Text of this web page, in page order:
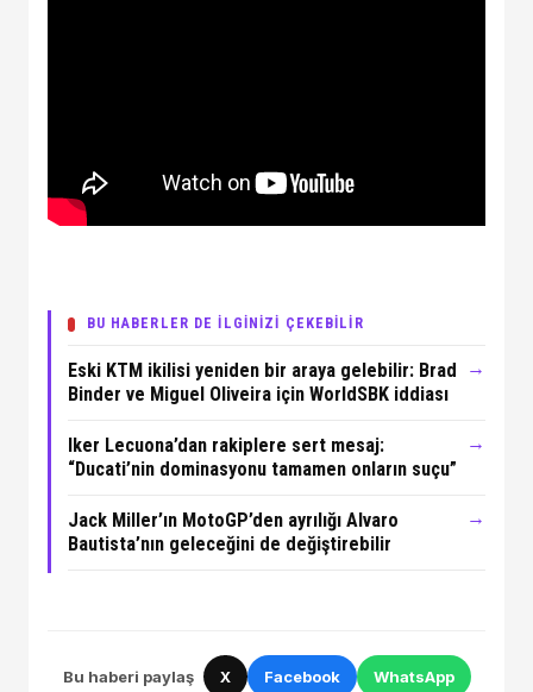
BU HABERLER DE İLGİNİZİ ÇEKEBİLİR
Eski KTM ikilisi yeniden bir araya gelebilir: Brad
Binder ve Miguel Oliveira için WorldSBK iddiası
→
Iker Lecuona’dan rakiplere sert mesaj:
“Ducati’nin dominasyonu tamamen onların suçu”
→
Jack Miller’ın MotoGP’den ayrılığı Alvaro
Bautista’nın geleceğini de değiştirebilir
→
Bu haberi paylaş X Facebook WhatsApp